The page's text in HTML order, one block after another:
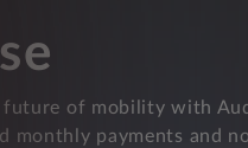
future of mobility with
monthly payments and